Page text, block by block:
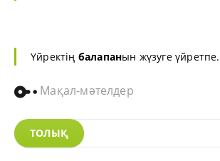
Үйректің балапанын жүзуге үйретпе.
Мақал-мәтелдер
ТОЛЫҚ